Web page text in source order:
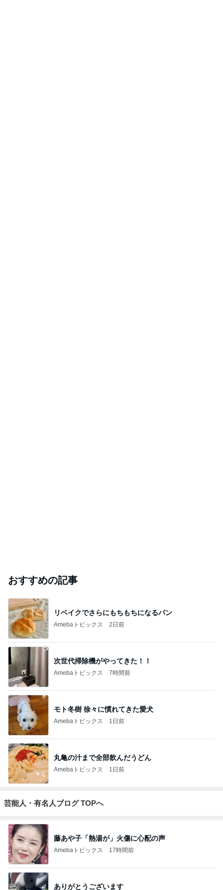
おすすめの記事
リベイクでさらにもちもちになるパン
Amebaトピックス 2日前
次世代掃除機がやってきた！！
Amebaトピックス 7時間前
モト冬樹 徐々に慣れてきた愛犬
Amebaトピックス 1日前
丸亀の汁まで全部飲んだうどん
Amebaトピックス 1日前
芸能人・有名人ブログ TOPへ
藤あや子「熱湯が」火傷に心配の声
Amebaトピックス 17時間前
ありがとうございます